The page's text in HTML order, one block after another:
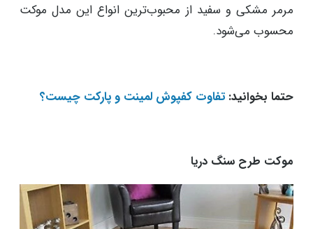
مرمر مشکی و سفید از محبوب‌ترین انواع این مدل موکت
محسوب می‌شود.
حتما بخوانید:تفاوت کفپوش لمینت و پارکت چیست؟
موکت طرح سنگ دریا